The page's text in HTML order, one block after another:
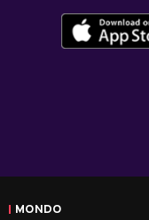
MONDO